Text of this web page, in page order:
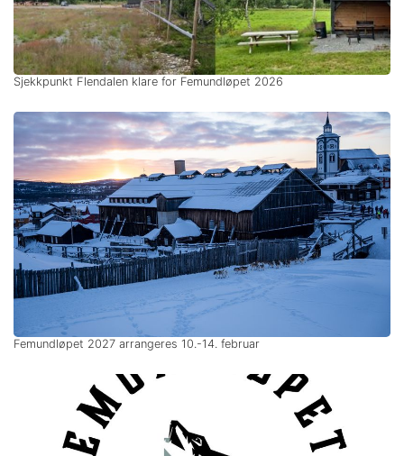
Sjekkpunkt Flendalen klare for Femundløpet 2026
Femundløpet 2027 arrangeres 10.-14. februar